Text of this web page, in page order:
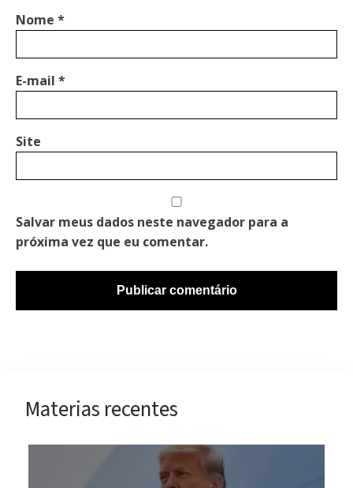
Nome *
E-mail *
Site
Salvar meus dados neste navegador para a
próxima vez que eu comentar.
Materias recentes